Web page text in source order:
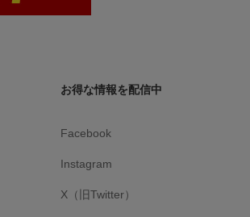
お得な情報を配信中
Facebook
Instagram
X（旧Twitter）